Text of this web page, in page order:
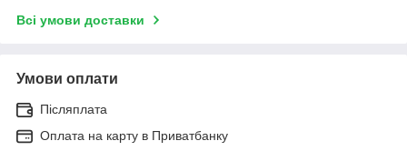
Всі умови доставки
Умови оплати
Післяплата
Оплата на карту в Приватбанку